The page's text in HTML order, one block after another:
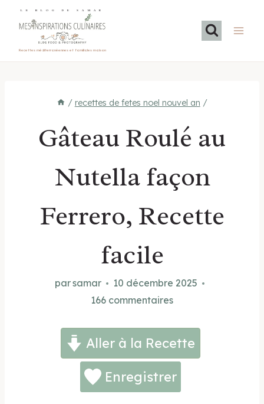
LE BLOG DE SAMAR
Recettes méditerranéennes et familiales maison
/ recettes de fetes noel nouvel an /
Gâteau Roulé au
Nutella façon
Ferrero, Recette
facile
parsamar
10 décembre 2025
166 commentaires
Aller à la Recette
Enregistrer